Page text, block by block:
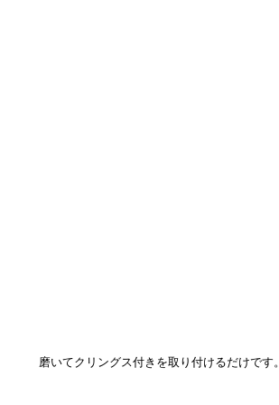
磨いてクリングス付きを取り付けるだけです